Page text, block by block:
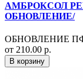
АМБРОКСОЛ
ОБНОВЛЕНИЕ/
ОБНОВЛЕНИЕ
от 210.00 р.
В корзину